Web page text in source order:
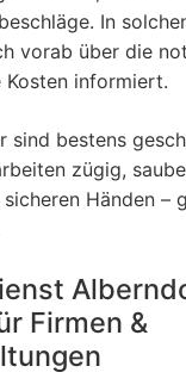
In
vorab über die
Kosten informiert.
sind bestens
zügig,
Händen –
Firmen &